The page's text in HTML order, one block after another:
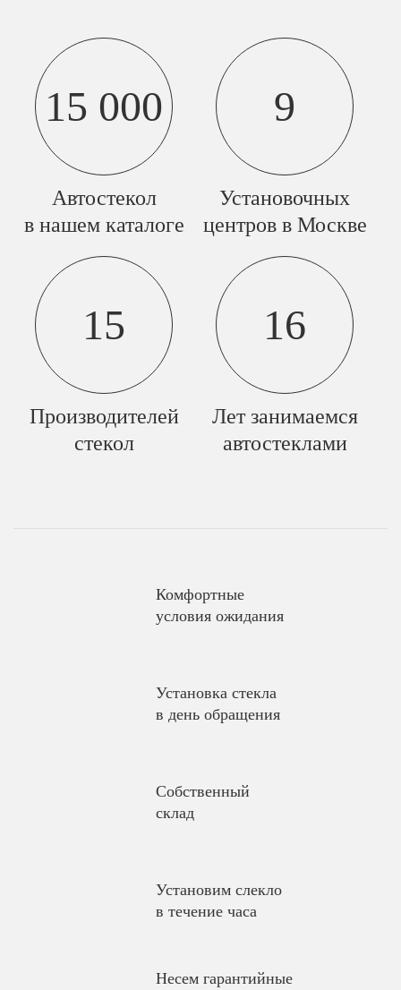
15 000
Автостекол
в нашем каталоге
9
Установочных
центров в Москве
15
Производителей
стекол
16
Лет занимаемся
автостеклами
Комфортные
условия ожидания
Установка стекла
в день обращения
Собственный
склад
Установим слекло
в течение часа
Несем гарантийные